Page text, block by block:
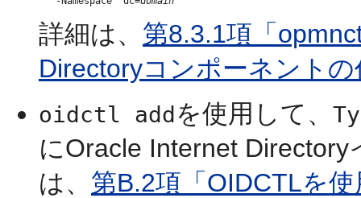
詳細は、 第8.3.1項「
Directoryコンポーネントの
oidctl addを使用して、
にOracle Internet
は、 第B.2項「OIDCTLを